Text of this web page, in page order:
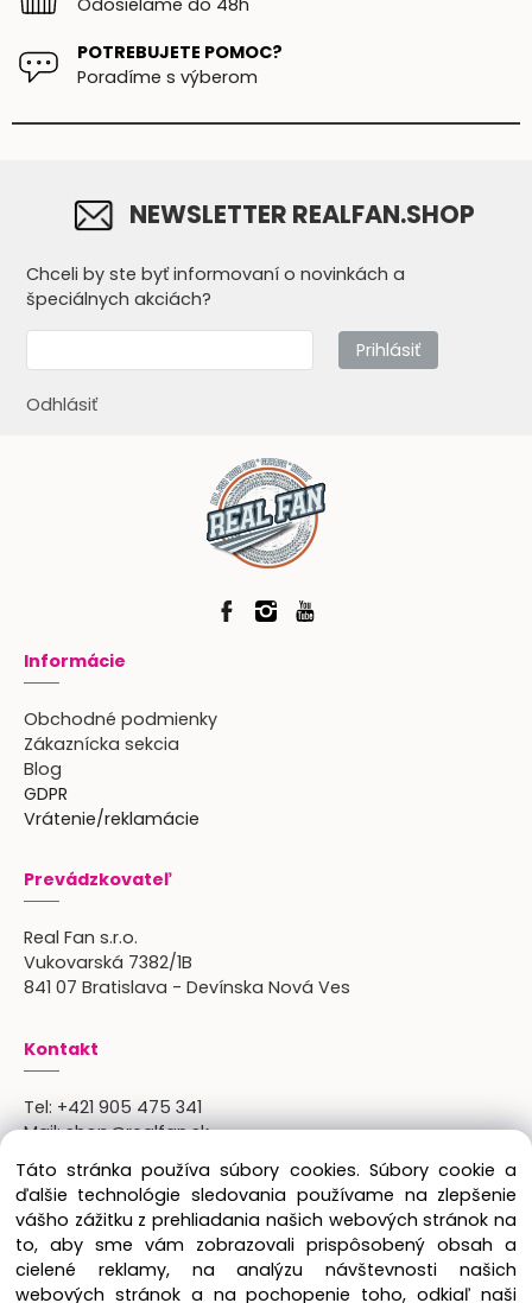
Odosielame do 48h
POTREBUJETE POMOC?
Poradíme s výberom
NEWSLETTER REALFAN.SHOP
Chceli by ste byť informovaní o novinkách a
špeciálnych akciách?
Prihlásiť
Odhlásiť
Informácie
Obchodné podmienky
Zákaznícka sekcia
Blog
GDPR
Vrátenie/reklamácie
Prevádzkovateľ
Real Fan s.r.o.
Vukovarská 7382/1B
841 07 Bratislava - Devínska Nová Ves
Kontakt
Tel: +421 905 475 341
Mail:shop@realfan.sk
Zákaznícka linka: 9:00-18:00
Osobný odber: po predchádajúcom dohovore
Copyright © 2024 Real Fan s.r.o., všetky práva
Táto stránka používa súbory cookies. Súbory cookie a
ďalšie technológie sledovania používame na zlepšenie
vášho zážitku z prehliadania našich webových stránok na
to, aby sme vám zobrazovali prispôsobený obsah a
cielené reklamy, na analýzu návštevnosti našich
webových stránok a na pochopenie toho, odkiaľ naši